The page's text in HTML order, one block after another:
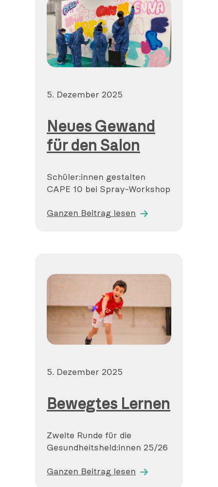
Veröffentlicht
5. Dezember 2025
Neues Gewand
für den Salon
Schüler:innen gestalten
CAPE 10 bei Spray-Workshop
Ganzen Beitrag lesen
Veröffentlicht
5. Dezember 2025
Bewegtes Lernen
Zweite Runde für die
Gesundheitsheld:innen 25/26
Ganzen Beitrag lesen